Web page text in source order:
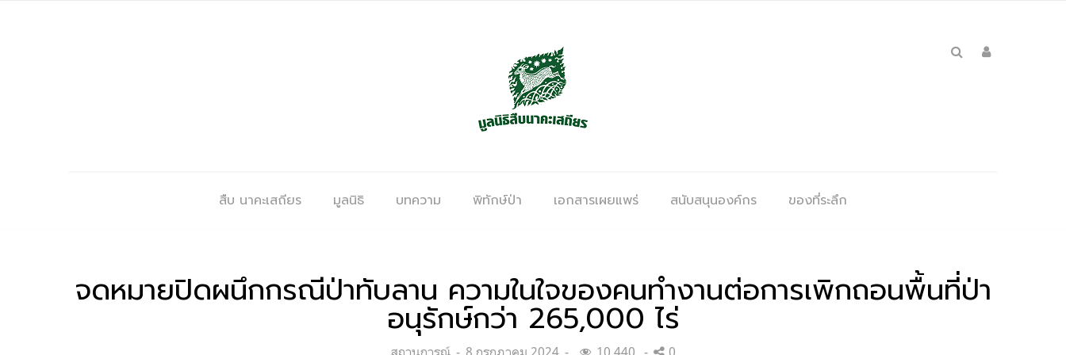
สืบ นาคะเสถียร มูลนิธิ บทความ พิทักษ์ป่า เอกสารเผยแพร่ สนับสนุนองค์กร ของที่ระลึก
จดหมายปิดผนึกกรณีป่าทับลาน ความในใจของคนทำงานต่อการเพิกถอนพื้นที่ป่า
อนุรักษ์กว่า 265,000 ไร่
Categories:
สถานการณ์ Posted
8 กรกฎาคม 2024 10,440 0